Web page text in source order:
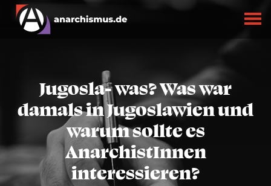
Jugosla- was? Was war
damals in Jugoslawien und
warum sollte es
AnarchistInnen
interessieren?